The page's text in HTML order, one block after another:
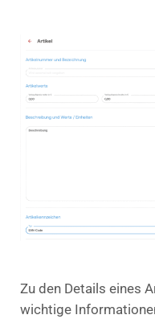
Zu den Details eines
wichtige